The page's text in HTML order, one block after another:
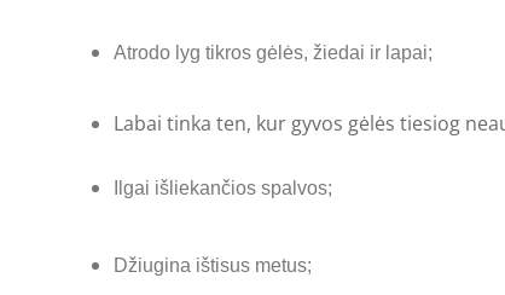
Atrodo lyg tikros gėlės, žiedai ir lapai;
Labai tinka ten, kur gyvos gėlės tiesiog
Ilgai išliekančios spalvos;
Džiugina ištisus metus;